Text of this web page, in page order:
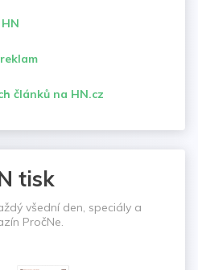
článků na HN.cz
tisk
všední den, speciály a
PročNe.